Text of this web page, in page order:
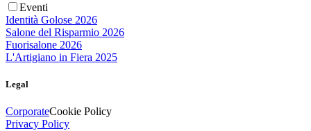
Eventi
Identità Golose 2026
Salone del Risparmio 2026
Fuorisalone 2026
L'Artigiano in Fiera 2025
Legal
CorporateCookie Policy
Privacy Policy